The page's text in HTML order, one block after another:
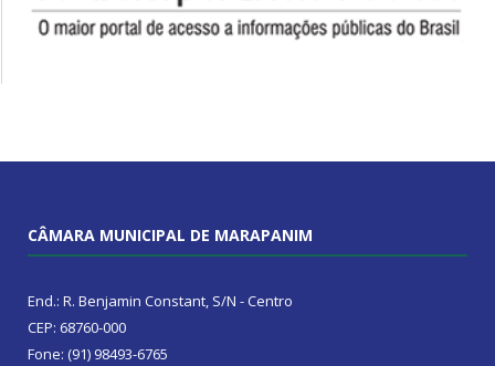
CÂMARA MUNICIPAL DE MARAPANIM
End.: R. Benjamin Constant, S/N - Centro
CEP: 68760-000
Fone: (91) 98493-6765